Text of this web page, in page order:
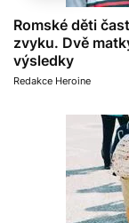
Romské děti
zvyku. Dvě
výsledky
Redakce Heroine